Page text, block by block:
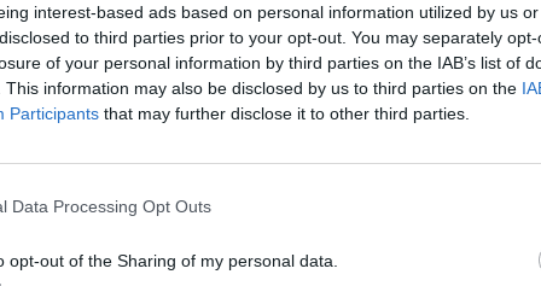
interest-based ads based on personal information utilized by us
to third parties prior to your opt-out. You may separately
of your personal information by third parties on the IAB’s list of
This information may also be disclosed by us to third parties on the
Participants that may further disclose it to other third parties.
Data Processing Opt Outs
opt-out of the Sharing of my personal data.
εκείνη δεν έρχεται ποτέ να μας δει,
Όταν ήμασταν παιδιά, η μαμά συχνά
αφήνοντάς μας με συγγενείς και